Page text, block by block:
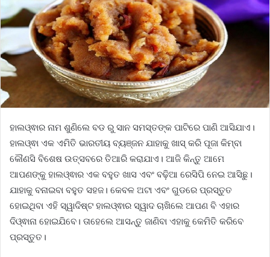
ହାଲଓ୍ଵାର ନାମ ଶୁଣିଲେ ବଡ ରୁ ସାନ ସମସ୍ତଙ୍କ ପାଟିରେ ପାଣି ଆସିଯାଏ।
ହାଲଓ୍ଵା ଏକ ଏମିତି ଭାରତୀୟ ବ୍ୟଞ୍ଜନ ଯାହାକୁ ଖାସ୍ କରି ପୂଜା କିମ୍ବା
କୌଣସି ବିଶେଷ ଉତ୍ସବରେ ତିଆରି କରାଯାଏ। ଆଜି କିନ୍ତୁ ଆମେ
ଆପଣଙ୍କୁ ହାଲଓ୍ଵାର ଏକ ବହୁତ ଖାସ ଏବଂ ବଢ଼ିଆ ରେସିପି ନେଇ ଆସିଛୁ।
ଯାହାକୁ ବନାଇବା ବହୁତ ସହଜ। କେବଳ ଅଟା ଏବଂ ଗୁଡରେ ପ୍ରସ୍ତୁତ
ହୋଇଥିବା ଏହି ସ୍ୱାଦିଷ୍ଟ ହାଲଓ୍ଵାର ସ୍ୱାଦ ଚାଖିଲେ ଆପଣ ବି ଏହାର
ଦିଓ୍ଵାନା ହୋଇଯିବେ। ତାହେଲେ ଆସନ୍ତୁ ଜାଣିବା ଏହାକୁ କେମିତି କରିବେ
ପ୍ରସ୍ତୁତ।